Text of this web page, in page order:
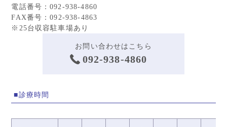
電話番号：092-938-4860
FAX番号：092-938-4863
※25台収容駐車場あり
お問い合わせはこちら
092-938-4860
■診療時間